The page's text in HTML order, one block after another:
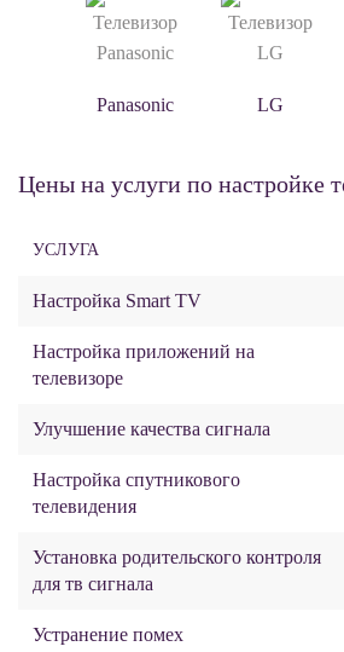
Panasonic LG
Цены на услуги по настройке
УСЛУГА
Настройка Smart TV
Настройка приложений на
телевизоре
Улучшение качества сигнала
Настройка спутникового
телевидения
Установка родительского контроля
для тв сигнала
Устранение помех